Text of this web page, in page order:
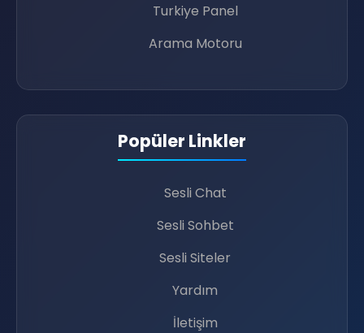
🎙️
Turkiye Panel
Arama Motoru
Popüler Linkler
Sesli Chat
Sesli Sohbet
Sesli Siteler
Yardım
İletişim